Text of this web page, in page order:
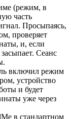
(режим, в
часть
Просыпаясь,
проверяет
и, если
Сеанс
включил режим
устройство
и будет
уже через
в стандартном